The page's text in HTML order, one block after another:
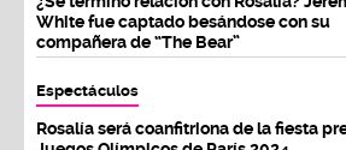
White fue captado besándose con su
compañera de “The Bear”
Espectáculos
Rosalía será coanfitriona de la fiesta